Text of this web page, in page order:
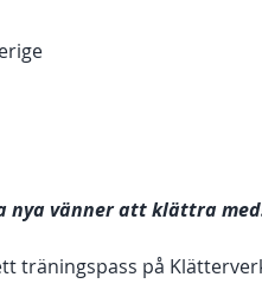
nya vänner att klättra
träningspass på